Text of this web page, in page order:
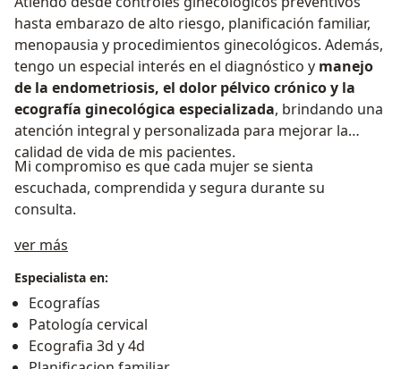
hasta embarazo de alto riesgo, planificación familiar,
menopausia y procedimientos ginecológicos. Además,
tengo un especial interés en el diagnóstico y manejo
de la endometriosis, el dolor pélvico crónico y la
ecografía ginecológica especializada, brindando una
atención integral y personalizada para mejorar la
calidad de vida de mis pacientes.
Mi compromiso es que cada mujer se sienta
escuchada, comprendida y segura durante su
consulta.
ver más
Especialista en:
Ecografías
Patología cervical
Ecografia 3d y 4d